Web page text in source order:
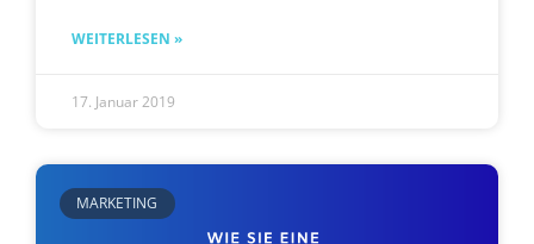
WEITERLESEN »
17. Januar 2019
MARKETING